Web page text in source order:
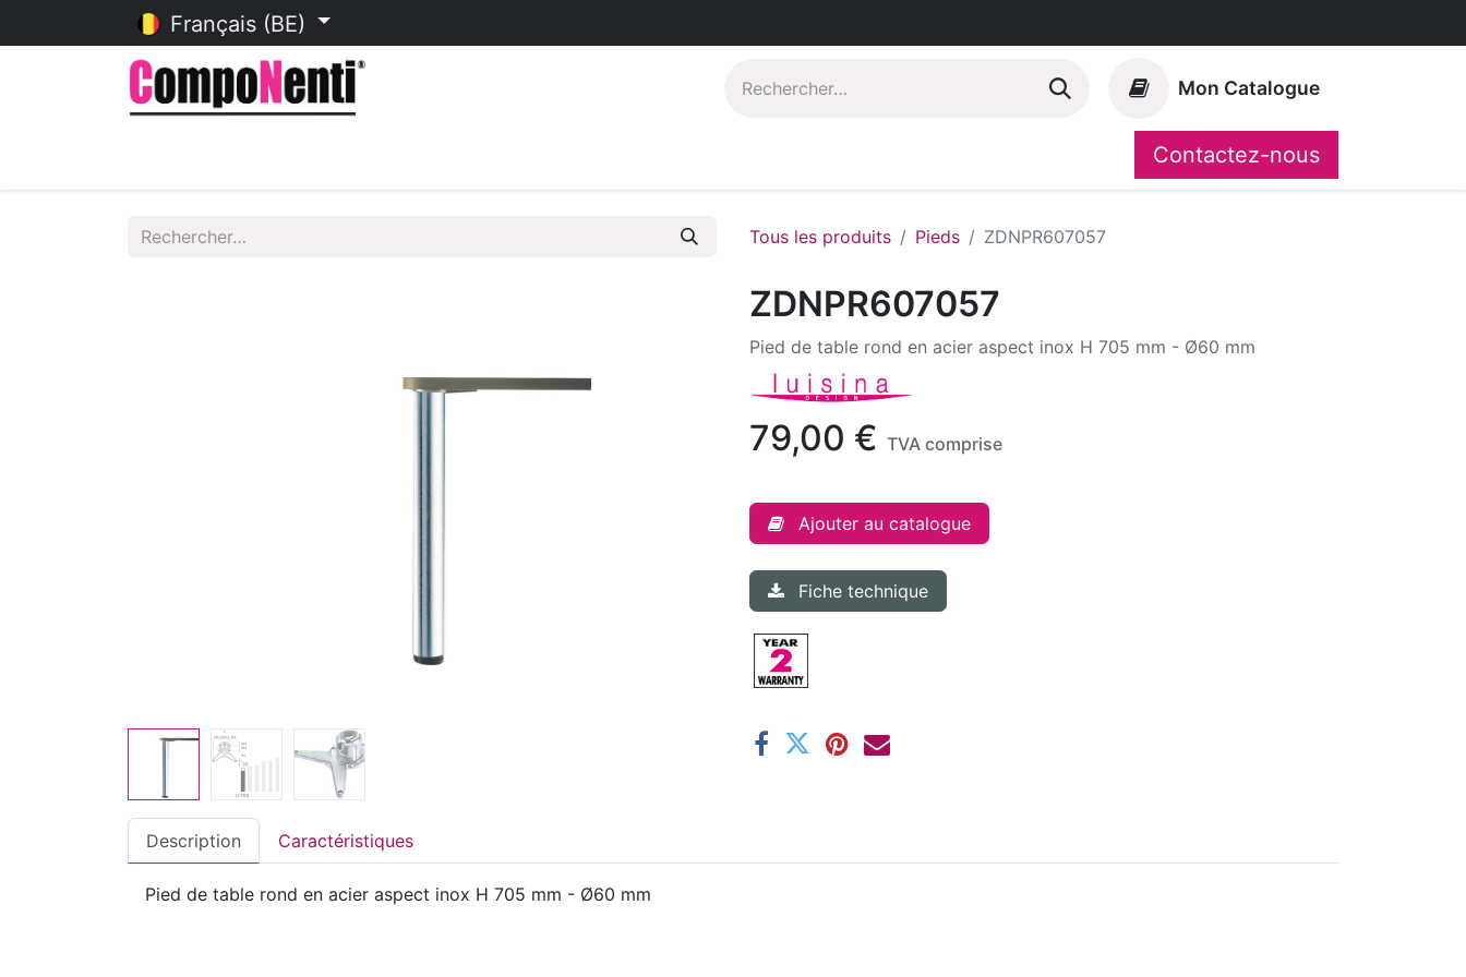
Français (BE)
Mon Catalogue
CompoShop
Contactez-nous
Tous les produits Pieds ZDNPR607057
ZDNPR607057
Pied de table rond en acier aspect inox H 705 mm - Ø60 mm
79,00 € TVA comprise
Ajouter au catalogue
Fiche technique
Description Caractéristiques
Pied de table rond en acier aspect inox H 705 mm - Ø60 mm